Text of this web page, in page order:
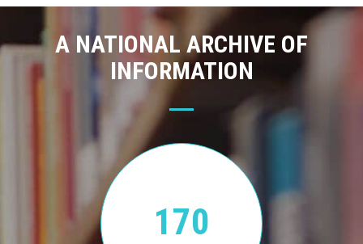
A NATIONAL ARCHIVE OF
INFORMATION
170